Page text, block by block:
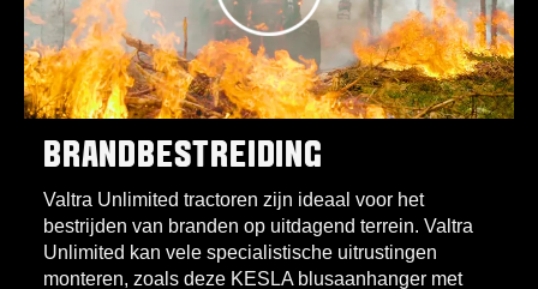
BRANDBESTREIDING
Valtra Unlimited tractoren zijn ideaal voor het
bestrijden van branden op uitdagend terrein. Valtra
Unlimited kan vele specialistische uitrustingen
monteren, zoals deze KESLA blusaanhanger met